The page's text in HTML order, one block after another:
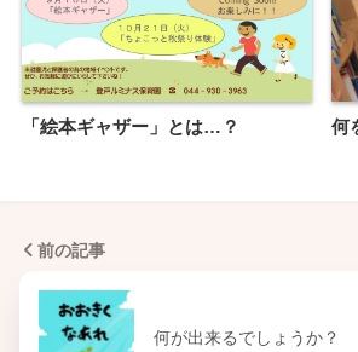
「絵本ギャザー」とは…？ 何
前の記事
何が出来るでしょうか？